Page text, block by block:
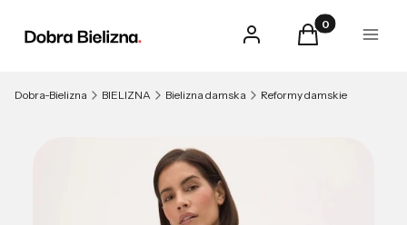
Zaloguj sięProdukty w
Koszyk Menu
Dobra-Bielizna BIELIZNA Bielizna damska Reformy damskie